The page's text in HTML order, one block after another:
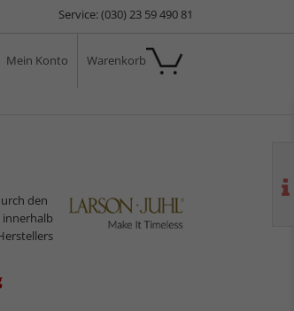
Service: (030) 23 59 490 81
Mein Konto Warenkorb
den
innerhalb